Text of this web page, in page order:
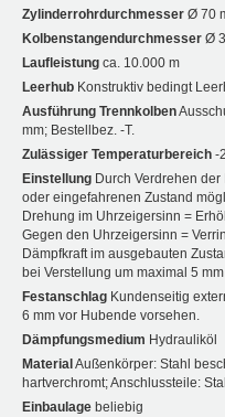
Zylinderrohrdurchmesser Ø 70
Kolbenstangendurchmesser Ø
Laufleistung ca. 10.000 m
Leerhub Konstruktiv bedingt
Ausführung Trennkolben
mm; Bestellbez. -T.
Zulässiger Temperaturbereich -
Einstellung Durch Verdrehen
oder eingefahrenen Zustand
Drehung im Uhrzeigersinn =
Gegen den Uhrzeigersinn =
Dämpfkraft im ausgebauten
bei Verstellung um maximal 5
Festanschlag Kundenseitig
6 mm vor Hubende vorsehen.
Dämpfungsmedium Hydrauliköl
Material Außenkörper: Stahl
hartverchromt; Anschlussteile:
Einbaulage beliebig